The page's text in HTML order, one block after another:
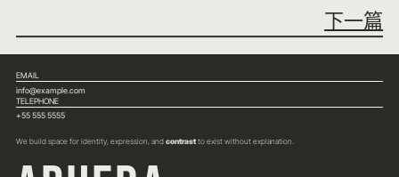
下一篇
EMAIL
info@example.com
TELEPHONE
+55 555 5555
We build space for identity, expression, and contrastto exist without explanation.